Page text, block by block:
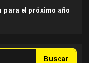
el próximo año
Buscar